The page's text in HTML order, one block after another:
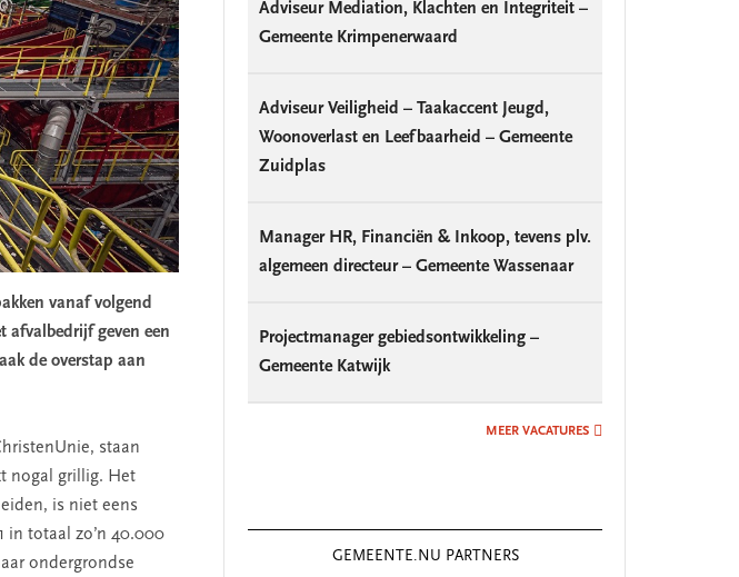
vanaf volgend
afvalbedrijf geven een
de overstap aan
staan
nogal grillig. Het
is niet eens
in totaal zo’n 40.000
ondergrondse
Adviseur Mediation, Klachten en Integriteit –
Gemeente Krimpenerwaard
Adviseur Veiligheid – Taakaccent Jeugd,
Woonoverlast en Leefbaarheid – Gemeente
Zuidplas
Manager HR, Financiën & Inkoop, tevens plv.
algemeen directeur – Gemeente Wassenaar
Projectmanager gebiedsontwikkeling –
Gemeente Katwijk
MEER VACATURES
GEMEENTE.NU PARTNERS